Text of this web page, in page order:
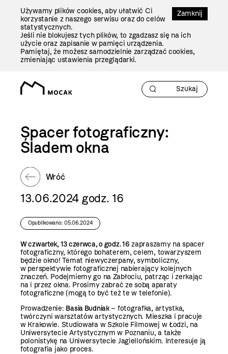
Zamknij
Używamy plików cookies, aby ułatwić Ci
korzystanie z naszego serwisu oraz do celów
statystycznych.
Jeśli nie blokujesz tych plików, to zgadzasz się na ich
użycie oraz zapisanie w pamięci urządzenia.
Pamiętaj, że możesz samodzielnie zarządzać cookies,
zmieniając ustawienia przeglądarki.
Spacer fotograficzny:
Śladem okna
Wróć
13.06.2024 godz. 16
Opublikowano: 05.06.2024
W czwartek, 13 czerwca, o godz. 16 zapraszamy na spacer
fotograficzny, którego bohaterem, celem, towarzyszem
będzie okno! Temat niewyczerpany, symboliczny,
w perspektywie fotograficznej nabierający kolejnych
znaczeń. Podejmiemy go na Zabłociu, patrząc i zerkając
na i przez okna. Prosimy zabrać ze sobą aparaty
fotograficzne (mogą to być też te w telefonie).
Prowadzenie: Basia Budniak– fotografka, artystka,
twórczyni warsztatów artystycznych. Mieszka i pracuje
w Krakowie. Studiowała w Szkole Filmowej w Łodzi, na
Uniwersytecie Artystycznym w Poznaniu, a także
polonistykę na Uniwersytecie Jagiellońskim. Interesuje ją
fotografia jako proces.